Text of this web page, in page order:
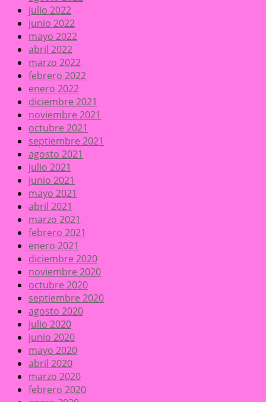
julio 2022
junio 2022
mayo 2022
abril 2022
marzo 2022
febrero 2022
enero 2022
diciembre 2021
noviembre 2021
octubre 2021
septiembre 2021
agosto 2021
julio 2021
junio 2021
mayo 2021
abril 2021
marzo 2021
febrero 2021
enero 2021
diciembre 2020
noviembre 2020
octubre 2020
septiembre 2020
agosto 2020
julio 2020
junio 2020
mayo 2020
abril 2020
marzo 2020
febrero 2020